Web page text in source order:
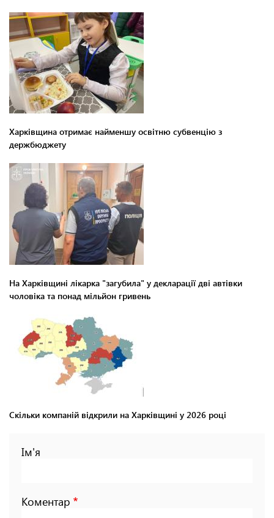
Харківщина отримає найменшу освітню субвенцію з
держбюджету
На Харківщині лікарка "загубила" у декларації дві автівки
чоловіка та понад мільйон гривень
Скільки компаній відкрили на Харківщині у 2026 році
Ім'я
Коментар